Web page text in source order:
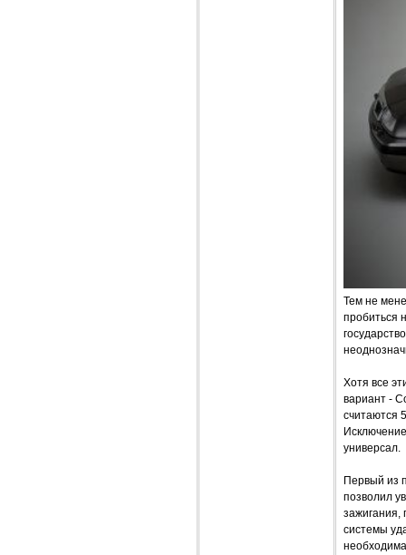
Тем не
пробиться
Хотя все
вариант -
считаются
универсал.
Первый из
позволил
зажигания,
системы